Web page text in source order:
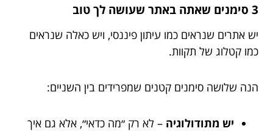
3 סימנים שאתה באתר שעושה לך טוב
יש אתרים שנראים כמו עיתון פיננסי, ויש כאלה שנראים
כמו קטלוג של תקוות.
הנה שלושה סימנים קטנים שמפרידים בין השניים:
יש מתודולוגיה – לא רק ״מה כדאי״, אלא גם איך